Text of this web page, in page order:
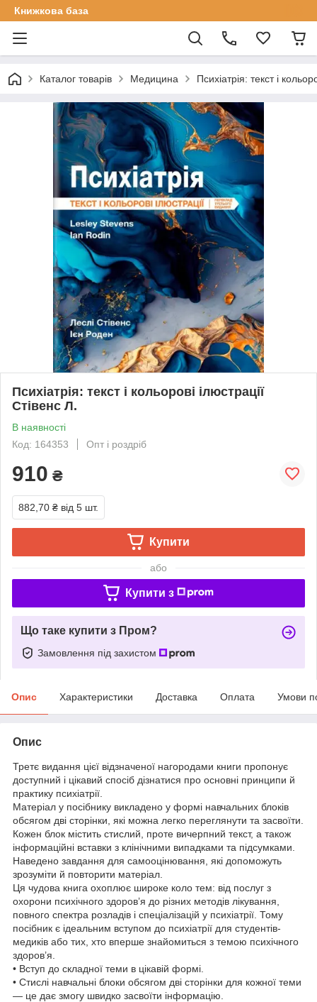
Книжкова база
Каталог товарів Медицина Психіатрія: текст і
Психіатрія: текст і кольорові ілюстрації
Стівенс Л.
В наявності
Код: 164353
Опт і роздріб
910 ₴
882,70 ₴ від 5 шт.
Купити
або
Купити з
Що таке купити з Пром?
Замовлення під захистом
Опис Характеристики Доставка Оплата Умови
Опис
Третє видання цієї відзначеної нагородами книги пропонує
доступний і цікавий спосіб дізнатися про основні принципи й
практику психіатрії.
Матеріал у посібнику викладено у формі навчальних блоків
обсягом дві сторінки, які можна легко переглянути та засвоїти.
Кожен блок містить стислий, проте вичерпний текст, а також
інформаційні вставки з клінічними випадками та підсумками.
Наведено завдання для самооцінювання, які допоможуть
зрозуміти й повторити матеріал.
Ця чудова книга охоплює широке коло тем: від послуг з
охорони психічного здоров’я до різних методів лікування,
повного спектра розладів і спеціалізацій у психіатрії. Тому
посібник є ідеальним вступом до психіатрії для студентів-
медиків або тих, хто вперше знайомиться з темою психічного
здоров’я.
• Вступ до складної теми в цікавій формі.
• Стислі навчальні блоки обсягом дві сторінки для кожної теми
— це дає змогу швидко засвоїти інформацію.